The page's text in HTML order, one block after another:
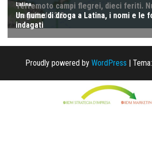
Proudly powered by WordPress | Tema: